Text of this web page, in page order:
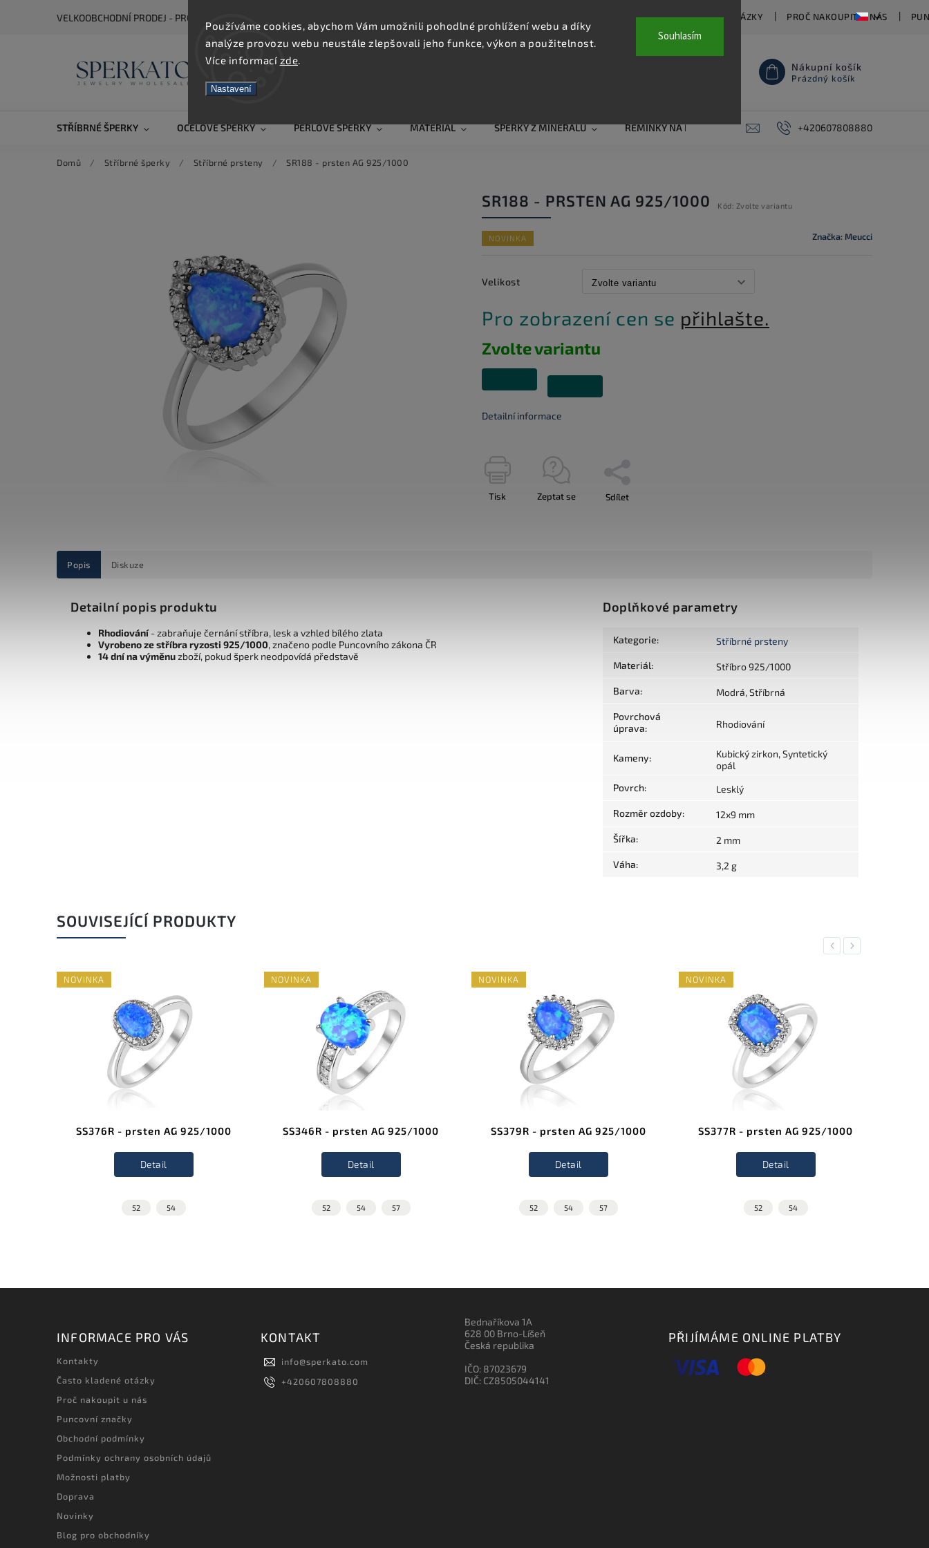
Používáme cookies, abychom Vám umožnili pohodlné prohlížení webu a díky
analýze provozu webu neustále zlepšovali jeho funkce, výkon a použitelnost.
Více informací zde.
Nastavení
Souhlasím
VELKOOBCHODNÍ PRODEJ - PRO ZOBRAZENÍ CEN SE REGISTRUJTE ČASTO KLADENÉ OTÁZKY PROČ NAKOUPIT U NÁS
Nákupní košík
Prázdný košík
STŘÍBRNÉ ŠPERKY OCELOVÉ ŠPERKY PERLOVÉ ŠPERKY MATERIÁL ŠPERKY Z MINERÁLŮ ŘEMÍNKY NA HODINKY AKCE PIERCING
+420607808880
Domů / Stříbrné šperky / Stříbrné prsteny / SR188 - prsten AG 925/1000
SR188 - PRSTEN AG 925/1000 Kód: Zvolte variantu
NOVINKA Značka: Meucci
Velikost
Pro zobrazení cen se přihlašte.
Zvolte variantu
Detailní informace
Tisk Zeptat se Sdílet
Popis Diskuze
Detailní popis produktu
Rhodiování- zabraňuje černání stříbra, lesk a vzhled bílého zlata
Vyrobeno ze stříbra ryzosti 925/1000, značeno podle Puncovního zákona ČR
14 dní na výměnuzboží, pokud šperk neodpovídá představě
Doplňkové parametry
Kategorie: Stříbrné prsteny
Materiál: Stříbro 925/1000
Barva: Modrá, Stříbrná
Povrchová
úprava: Rhodiování
Kameny:
Kubický zirkon, Syntetický
opál
Povrch: Lesklý
Rozměr ozdoby: 12x9 mm
Šířka: 2 mm
Váha: 3,2 g
SOUVISEJÍCÍ PRODUKTY
Previous
NOVINKA
SS376R - prsten AG 925/1000
Detail
52 54
NOVINKA
SS346R - prsten AG 925/1000
Detail
52 54 57
NOVINKA
SS379R - prsten AG 925/1000
Detail
52 54 57
NOVINKA
SS377R - prsten AG 925/1000
Detail
52 54
Next
INFORMACE PRO VÁS
Kontakty
Často kladené otázky
Proč nakoupit u nás
Puncovní značky
Obchodní podmínky
Podmínky ochrany osobních údajů
Možnosti platby
Doprava
Novinky
Blog pro obchodníky
KONTAKT
info@sperkato.com
+420607808880
Bednaříkova 1A
628 00 Brno-Líšeň
Česká republika
IČO: 87023679
DIČ: CZ8505044141
PŘIJÍMÁME ONLINE PLATBY